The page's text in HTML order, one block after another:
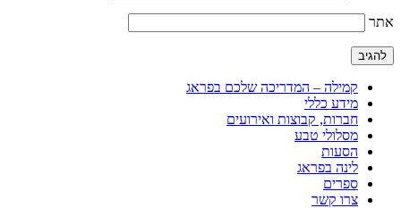
אתר
קמילה – המדריכה שלכם בפראג
מידע כללי
חברות, קבוצות ואירועים
מסלולי טבע
הסעות
לינה בפראג
ספרים
צרו קשר